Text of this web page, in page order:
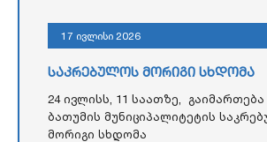
17 ივლისი 2026
საკრებულოს მორიგი სხდომა
24 ივლისს, 11 საათზე,
ბათუმის მუნიციპალიტეტის
მორიგი სხდომა